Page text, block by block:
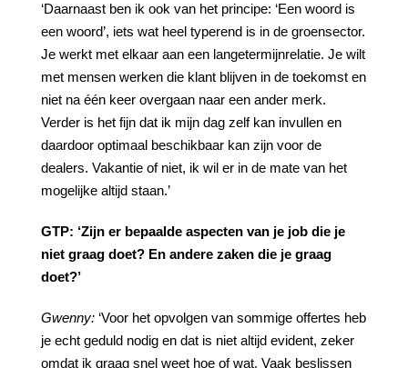
‘Daarnaast ben ik ook van het principe: ‘Een woord is
een woord’, iets wat heel typerend is in de groensector.
Je werkt met elkaar aan een langetermijnrelatie. Je wilt
met mensen werken die klant blijven in de toekomst en
niet na één keer overgaan naar een ander merk.
Verder is het fijn dat ik mijn dag zelf kan invullen en
daardoor optimaal beschikbaar kan zijn voor de
dealers. Vakantie of niet, ik wil er in de mate van het
mogelijke altijd staan.’
GTP: ‘Zijn er bepaalde aspecten van je job die je
niet graag doet? En andere zaken die je graag
doet?’
Gwenny: ‘Voor het opvolgen van sommige offertes heb
je echt geduld nodig en dat is niet altijd evident, zeker
omdat ik graag snel weet hoe of wat. Vaak beslissen